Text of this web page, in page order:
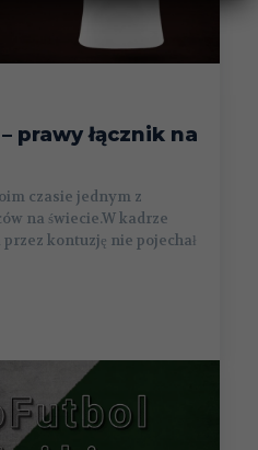
prawy łącznik na
czasie jednym z
na świecie.W kadrze
kontuzję nie pojechał